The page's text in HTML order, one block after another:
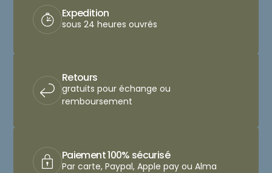
Expedition
sous 24 heures ouvrés
Retours
gratuits pour échange ou
remboursement
Paiement 100% sécurisé
Par carte, Paypal, Apple pay ou Alma